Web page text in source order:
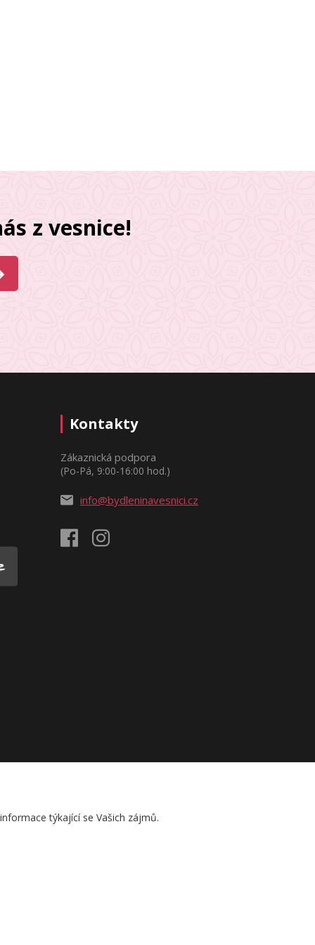
z vesnice!
Kontakty
Zákaznická podpora
(Po-Pá, 9:00-16:00 hod.)
info@bydleninavesnici.cz
týkající se Vašich zájmů.